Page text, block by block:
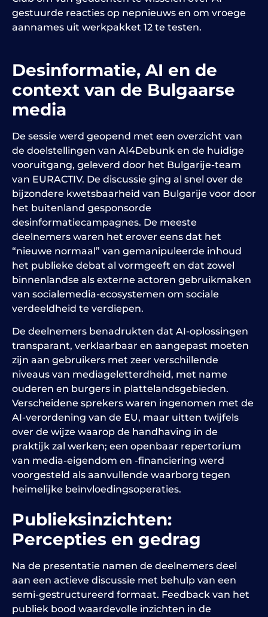
gestuurde reacties op nepnieuws en om vroege
aannames uit werkpakket 12 te testen.
Desinformatie, AI en de
context van de Bulgaarse
media
De sessie werd geopend met een overzicht van
de doelstellingen van AI4Debunk en de huidige
vooruitgang, geleverd door het Bulgarije-team
van EURACTIV. De discussie ging al snel over de
bijzondere kwetsbaarheid van Bulgarije voor door
het buitenland gesponsorde
desinformatiecampagnes. De meeste
deelnemers waren het erover eens dat het
“nieuwe normaal” van gemanipuleerde inhoud
het publieke debat al vormgeeft en dat zowel
binnenlandse als externe actoren gebruikmaken
van socialemedia-ecosystemen om sociale
verdeeldheid te verdiepen.
De deelnemers benadrukten dat AI-oplossingen
transparant, verklaarbaar en aangepast moeten
zijn aan gebruikers met zeer verschillende
niveaus van mediageletterdheid, met name
ouderen en burgers in plattelandsgebieden.
Verscheidene sprekers waren ingenomen met de
AI-verordening van de EU, maar uitten twijfels
over de wijze waarop de handhaving in de
praktijk zal werken; een openbaar repertorium
van media-eigendom en -financiering werd
voorgesteld als aanvullende waarborg tegen
heimelijke beïnvloedingsoperaties.
Publieksinzichten:
Percepties en gedrag
Na de presentatie namen de deelnemers deel
aan een actieve discussie met behulp van een
semi-gestructureerd formaat. Feedback van het
publiek bood waardevolle inzichten in de